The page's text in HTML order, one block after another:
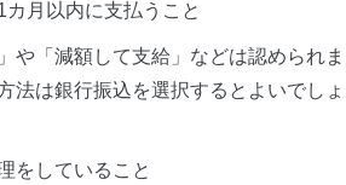
月以内に支払うこと
や「減額して支給」などは認められま
法は銀行振込を選択するとよいでしょ
をしていること